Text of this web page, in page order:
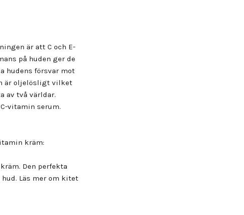
är att C och E-
på huden ger de
hudens försvar mot
är oljelösligt vilket
av två världar.
vitamin serum.
kräm:
Den perfekta
Läs mer om kitet